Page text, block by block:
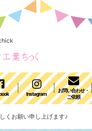
Instagram
お問い合わせ・
ご依頼
くお願い申し上げます♪